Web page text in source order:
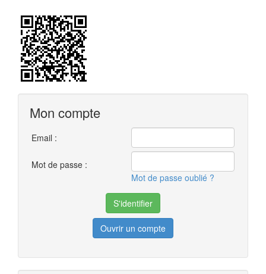
Mon compte
Email :
Mot de passe :
Mot de passe oublié ?
Ouvrir un compte